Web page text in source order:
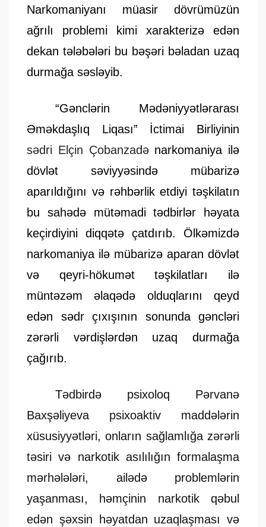
Narkomaniyanı müasir dövrümüzün
ağrılı problemi kimi xarakterizə edən
dekan tələbələri bu bəşəri bəladan uzaq
durmağa səsləyib.
“Gənclərin Mədəniyyətlərarası
Əməkdaşlıq Liqası” İctimai Birliyinin
sədri Elçin Çobanzadə narkomaniya ilə
dövlət səviyyəsində mübarizə
aparıldığını və rəhbərlik etdiyi təşkilatın
bu sahədə mütəmadi tədbirlər həyata
keçirdiyini diqqətə çatdırıb. Ölkəmizdə
narkomaniya ilə mübarizə aparan dövlət
və qeyri-hökumət təşkilatları ilə
müntəzəm əlaqədə olduqlarını qeyd
edən sədr çıxışının sonunda gəncləri
zərərli vərdişlərdən uzaq durmağa
çağırıb.
Tədbirdə psixoloq Pərvanə
Baxşəliyeva psixoaktiv maddələrin
xüsusiyyətləri, onların sağlamlığa zərərli
təsiri və narkotik asılılığın formalaşma
mərhələləri, ailədə problemlərin
yaşanması, həmçinin narkotik qəbul
edən şəxsin həyatdan uzaqlaşması və